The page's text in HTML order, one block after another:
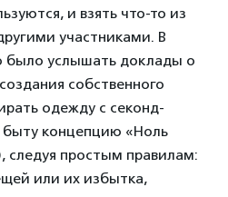
и взять что-то из
участниками. В
было услышать доклады о
собственного
одежду с секонд-
быту концепцию «Ноль
следуя простым правилам:
или их избытка,